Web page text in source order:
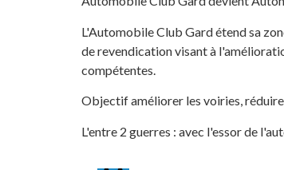
L'Automobile Club Gard étend sa
de revendication visant à
compétentes.
Objectif améliorer les voiries,
L'entre 2 guerres : avec l'essor de